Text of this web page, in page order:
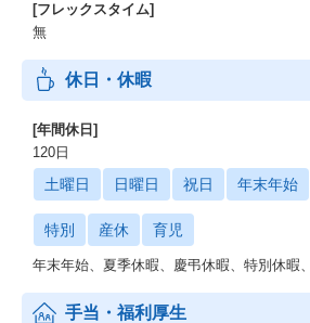
[フレックスタイム]
無
休日・休暇
[年間休日]
120日
土曜日 日曜日 祝日 年末年始
特別 産休 育児
年末年始、夏季休暇、慶弔休暇、特別休暇
手当・福利厚生